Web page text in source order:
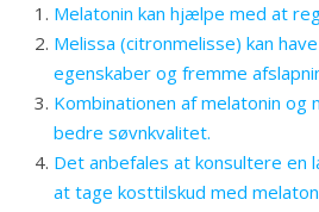
Melatonin kan hjælpe med at
Melissa (citronmelisse) kan
egenskaber og fremme
Kombinationen af melatonin og
bedre søvnkvalitet.
Det anbefales at konsultere
at tage kosttilskud med